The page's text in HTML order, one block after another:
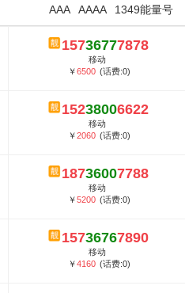
相比很低会...
号平台...
1349能量号
AAAA
AAA
15736777878
移动
￥6500 (话费:0)
15238006622
移动
￥2060 (话费:0)
18736007788
移动
￥5200 (话费:0)
15736767890
移动
￥4160 (话费:0)